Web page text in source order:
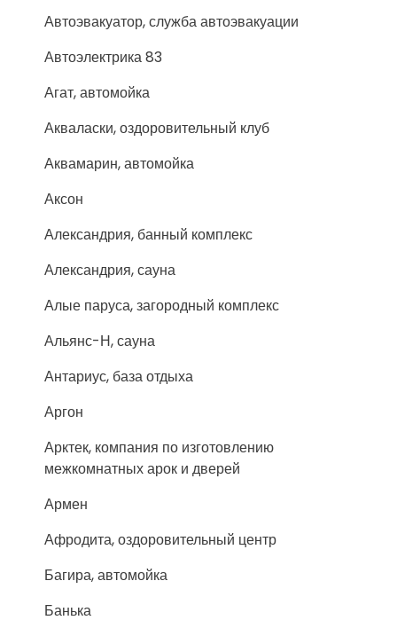
Автоэвакуатор, служба автоэвакуации
Автоэлектрика 83
Агат, автомойка
Акваласки, оздоровительный клуб
Аквамарин, автомойка
Аксон
Александрия, банный комплекс
Александрия, сауна
Алые паруса, загородный комплекс
Альянс-Н, сауна
Антариус, база отдыха
Аргон
Арктек, компания по изготовлению
межкомнатных арок и дверей
Армен
Афродита, оздоровительный центр
Багира, автомойка
Банька